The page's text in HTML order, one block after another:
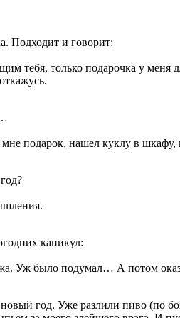
Подходит и говорит:
тебя, только подарочка у меня
подарок, нашел куклу в
каникул:
Уж было подумал… А потом
год. Уже pазлили пиво (по